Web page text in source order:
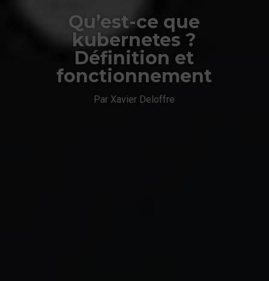
Qu’est-ce que
kubernetes ?
Définition et
fonctionnement
Par Xavier Deloffre